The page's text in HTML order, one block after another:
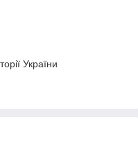
України